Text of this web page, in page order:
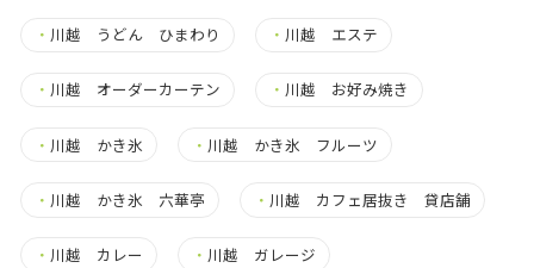
・ 川越 うどん ひまわり ・ 川越 エステ
・ 川越 オーダーカーテン ・ 川越 お好み焼き
・ 川越 かき氷 ・ 川越 かき氷 フルーツ
・ 川越 かき氷 六華亭 ・ 川越 カフェ居抜き 貸店舗
・ 川越 カレー ・ 川越 ガレージ